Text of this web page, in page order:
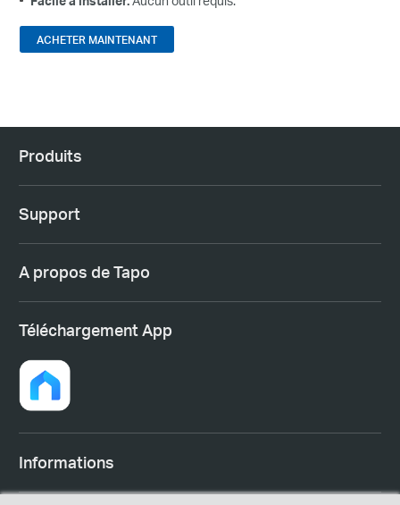
ACHETER MAINTENANT
Produits
Support
A propos de Tapo
Téléchargement App
Informations